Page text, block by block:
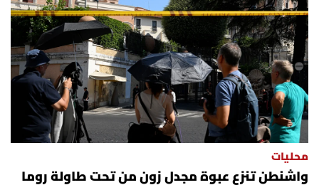
محليات
واشنطن تنزع عبوة مجدل زون من تحت طاولة روما